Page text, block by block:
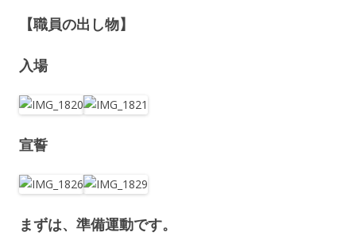
【職員の出し物】
入場
宣誓
まずは、準備運動です。